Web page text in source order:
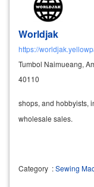
Worldjak
https://
Tumbol Naimueang,
40110
shops, and hobbyists,
wholesale sales.
Category :Sewing